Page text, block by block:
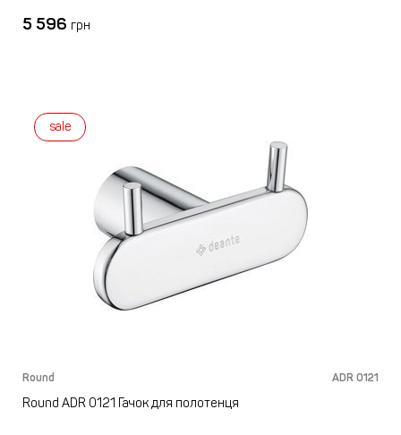
5 596 грн
sale
Round ADR 0121
Round ADR 0121 Гачок для полотенця